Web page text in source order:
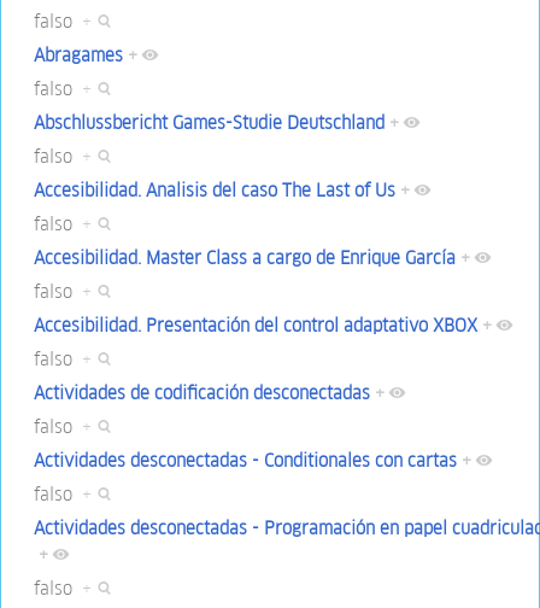
falso +
Abragames +
falso +
Abschlussbericht Games-Studie Deutschland +
falso +
Accesibilidad. Analisis del caso The Last of Us +
falso +
Accesibilidad. Master Class a cargo de Enrique García +
falso +
Accesibilidad. Presentación del control adaptativo XBOX +
falso +
Actividades de codificación desconectadas +
falso +
Actividades desconectadas - Conditionales con cartas +
falso +
Actividades desconectadas - Programación en papel
+
falso +